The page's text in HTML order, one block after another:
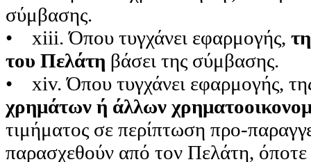
σύμβασης.
• xiii. Όπου τυγχάνει εφαρμογής,
του Πελάτη βάσει της σύμβασης.
• xiv. Όπου τυγχάνει εφαρμογής,
χρημάτων ή άλλων
τιμήματος σε περίπτωση προ-
παρασχεθούν από τον Πελάτη,